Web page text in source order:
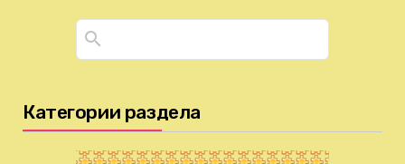
Категории раздела